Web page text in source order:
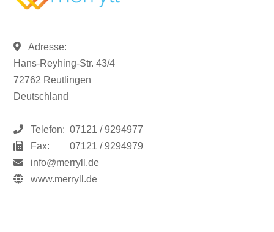
Adresse:
Hans-Reyhing-Str. 43/4
72762 Reutlingen
Deutschland
Telefon: 07121 / 9294977
Fax:
07121 / 9294979
info@merryll.de
www.merryll.de